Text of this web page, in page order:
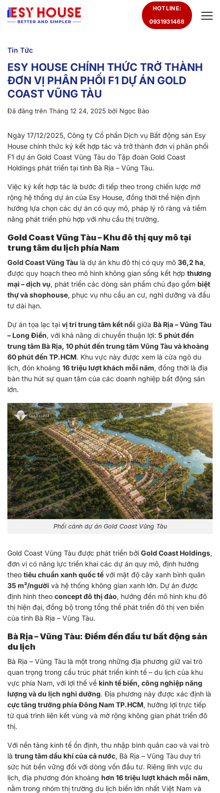
đến
HOTLINE:
0931931468
Tin Tức
ESY HOUSE CHÍNH THỨC TRỞ THÀNH
ĐƠN VỊ PHÂN PHỐI F1 DỰ ÁN GOLD
COAST VŨNG TÀU
Đã đăng trên Tháng 12 24, 2025 bởi Ngọc Bảo
Ngày 17/12/2025, Công ty Cổ phần Dịch vụ Bất động sản Esy
House chính thức ký kết hợp tác và trở thành đơn vị phân phối
F1 dự án Gold Coast Vũng Tàu do Tập đoàn Gold Coast
Holdings phát triển tại tỉnh Bà Rịa – Vũng Tàu.
Việc ký kết hợp tác là bước đi tiếp theo trong chiến lược mở
rộng hệ thống dự án của Esy House, đồng thời thể hiện định
hướng lựa chọn các dự án có quy mô, pháp lý rõ ràng và tiềm
năng phát triển phù hợp với nhu cầu thị trường.
Gold Coast Vũng Tàu – Khu đô thị quy mô tại
trung tâm du lịch phía Nam
Gold Coast Vũng Tàu là dự án khu đô thị có quy mô 36,2 ha,
được quy hoạch theo mô hình không gian sống kết hợp thương
mại – dịch vụ, phát triển các dòng sản phẩm chủ đạo gồm biệt
thự và shophouse, phục vụ nhu cầu an cư, nghỉ dưỡng và đầu
tư dài hạn.
Dự án tọa lạc tại vị trí trung tâm kết nối giữa Bà Rịa – Vũng Tàu
– Long Điền, với khả năng di chuyển thuận lợi: 5 phút đến
trung tâm Bà Rịa, 10 phút đến trung tâm Vũng Tàu và khoảng
60 phút đến TP.HCM. Khu vực này được xem là cửa ngõ du
lịch, đón khoảng 16 triệu lượt khách mỗi năm, đồng thời là địa
bàn thu hút sự quan tâm của các doanh nghiệp bất động sản
lớn.
Phối cảnh dự án Gold Coast Vũng Tàu
Gold Coast Vũng Tàu được phát triển bởi Gold Coast Holdings,
đơn vị có năng lực triển khai các dự án quy mô, định hướng
theo tiêu chuẩn xanh quốc tế với mật độ cây xanh bình quân
35 m²/người và hệ thống không gian xanh lớn. Dự án được
định hình theo concept đô thị đảo, hướng đến mô hình khu đô
thị hiện đại, đồng bộ trong tổng thể phát triển đô thị ven biển
của tỉnh Bà Rịa – Vũng Tàu.
Bà Rịa – Vũng Tàu: Điểm đến đầu tư bất động sản
du lịch
Bà Rịa – Vũng Tàu là một trong những địa phương giữ vai trò
quan trọng trong cấu trúc phát triển kinh tế – du lịch của khu
vực phía Nam, với lợi thế về kinh tế biển, công nghiệp năng
lượng và du lịch nghỉ dưỡng. Địa phương này được xác định là
cực tăng trưởng phía Đông Nam TP.HCM, hưởng lợi trực tiếp
từ quá trình liên kết vùng và mở rộng không gian phát triển đô
thị.
Với nền tảng kinh tế ổn định, thu nhập bình quân cao và vai trò
là trung tâm dầu khí của cả nước, Bà Rịa – Vũng Tàu duy trì
sức hút bền vững đối với dòng vốn đầu tư. Riêng lĩnh vực du
lịch, địa phương đón khoảng hơn 16 triệu lượt khách mỗi năm,
nằm trong nhóm thị trường du lịch biển lớn nhất Việt Nam và